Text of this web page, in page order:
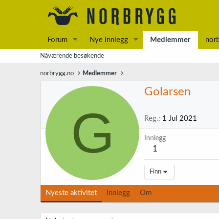
Forum Nye innlegg Medlemmer
Nåværende besøkende
norbrygg.no Medlemmer
G
Golarsen
Reg. 1 Jul 2021
Innlegg
1
Finn
Nyeste aktivitet Innlegg Om